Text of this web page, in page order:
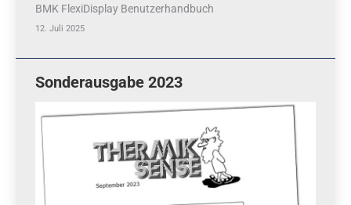
BMK FlexiDisplay Benutzerhandbuch
12. Juli 2025
Sonderausgabe 2023